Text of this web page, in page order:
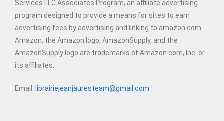
Services LLC Associates Program, an affiliate advertising
program designed to provide a means for sites to earn
advertising fees by advertising and linking to amazon.com.
Amazon, the Amazon logo, AmazonSupply, and the
AmazonSupply logo are trademarks of Amazon.com, Inc. or
its affiliates.
Email: librairiejeanjauresteam@gmail.com